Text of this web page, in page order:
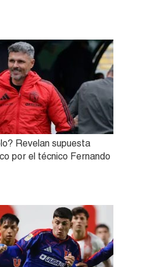
Revelan supuesta
por el técnico Fernando